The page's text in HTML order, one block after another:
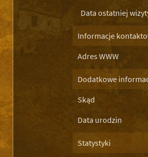
Data ostatniej
Informacje
Adres WWW
Dodatkowe
Skąd
Data urodzin
Statystyki